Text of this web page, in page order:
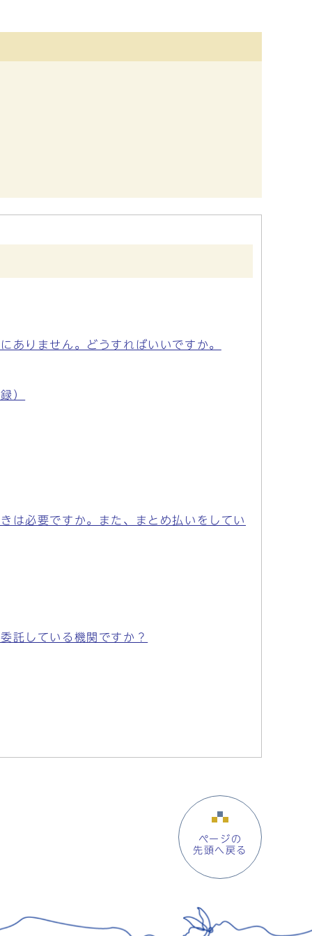
ありません。どうすればいいですか。
）
は必要ですか。また、まとめ払いをしてい
託している機関ですか？
ページの
先頭へ戻る